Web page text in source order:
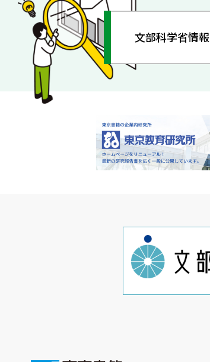
文部科学省情報